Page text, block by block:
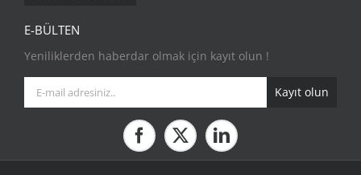
E-BÜLTEN
Yeniliklerden haberdar olmak için kayıt olun !